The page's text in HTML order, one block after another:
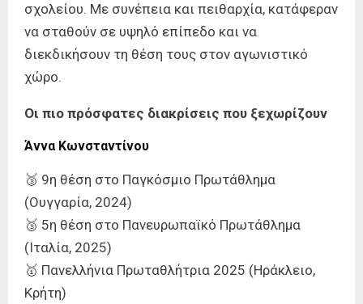
σχολείου. Με συνέπεια και πειθαρχία, κατάφεραν
να σταθούν σε υψηλό επίπεδο και να
διεκδικήσουν τη θέση τους στον αγωνιστικό
χώρο.
Οι πιο πρόσφατες διακρίσεις που ξεχωρίζουν
Άννα Κωνσταντίνου
🥉 9η θέση στο Παγκόσμιο Πρωτάθλημα
(Ουγγαρία, 2024)
🥉 5η θέση στο Πανευρωπαϊκό Πρωτάθλημα
(Ιταλία, 2025)
🥇 Πανελλήνια Πρωταθλήτρια 2025 (Ηράκλειο,
Κρήτη)